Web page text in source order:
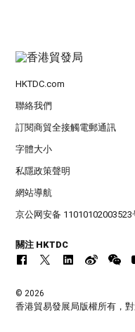
HKTDC.com
聯絡我們
訂閱商貿全接觸電郵通訊
字體大小
私隱政策聲明
網站導航
京公网安备 11010102003523
關注 HKTDC
© 2026
香港貿易發展局版權所有，